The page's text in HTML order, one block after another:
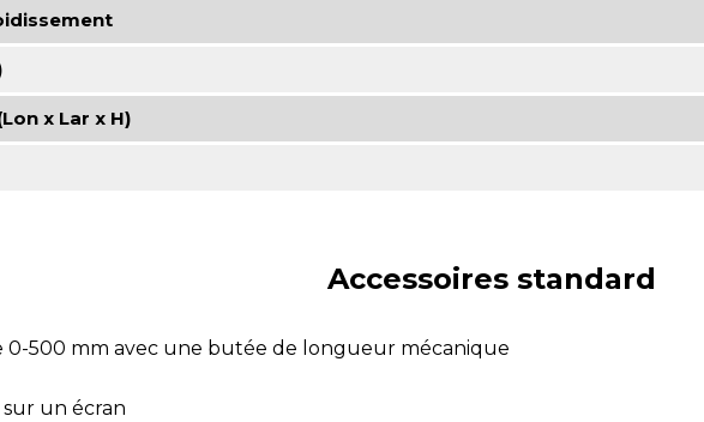
x Lar x H)
Accessoires standard
0-500 mm avec une butée de longueur mécanique
un écran